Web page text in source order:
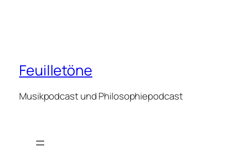
Feuilletöne
Musikpodcast und Philosophiepodcast